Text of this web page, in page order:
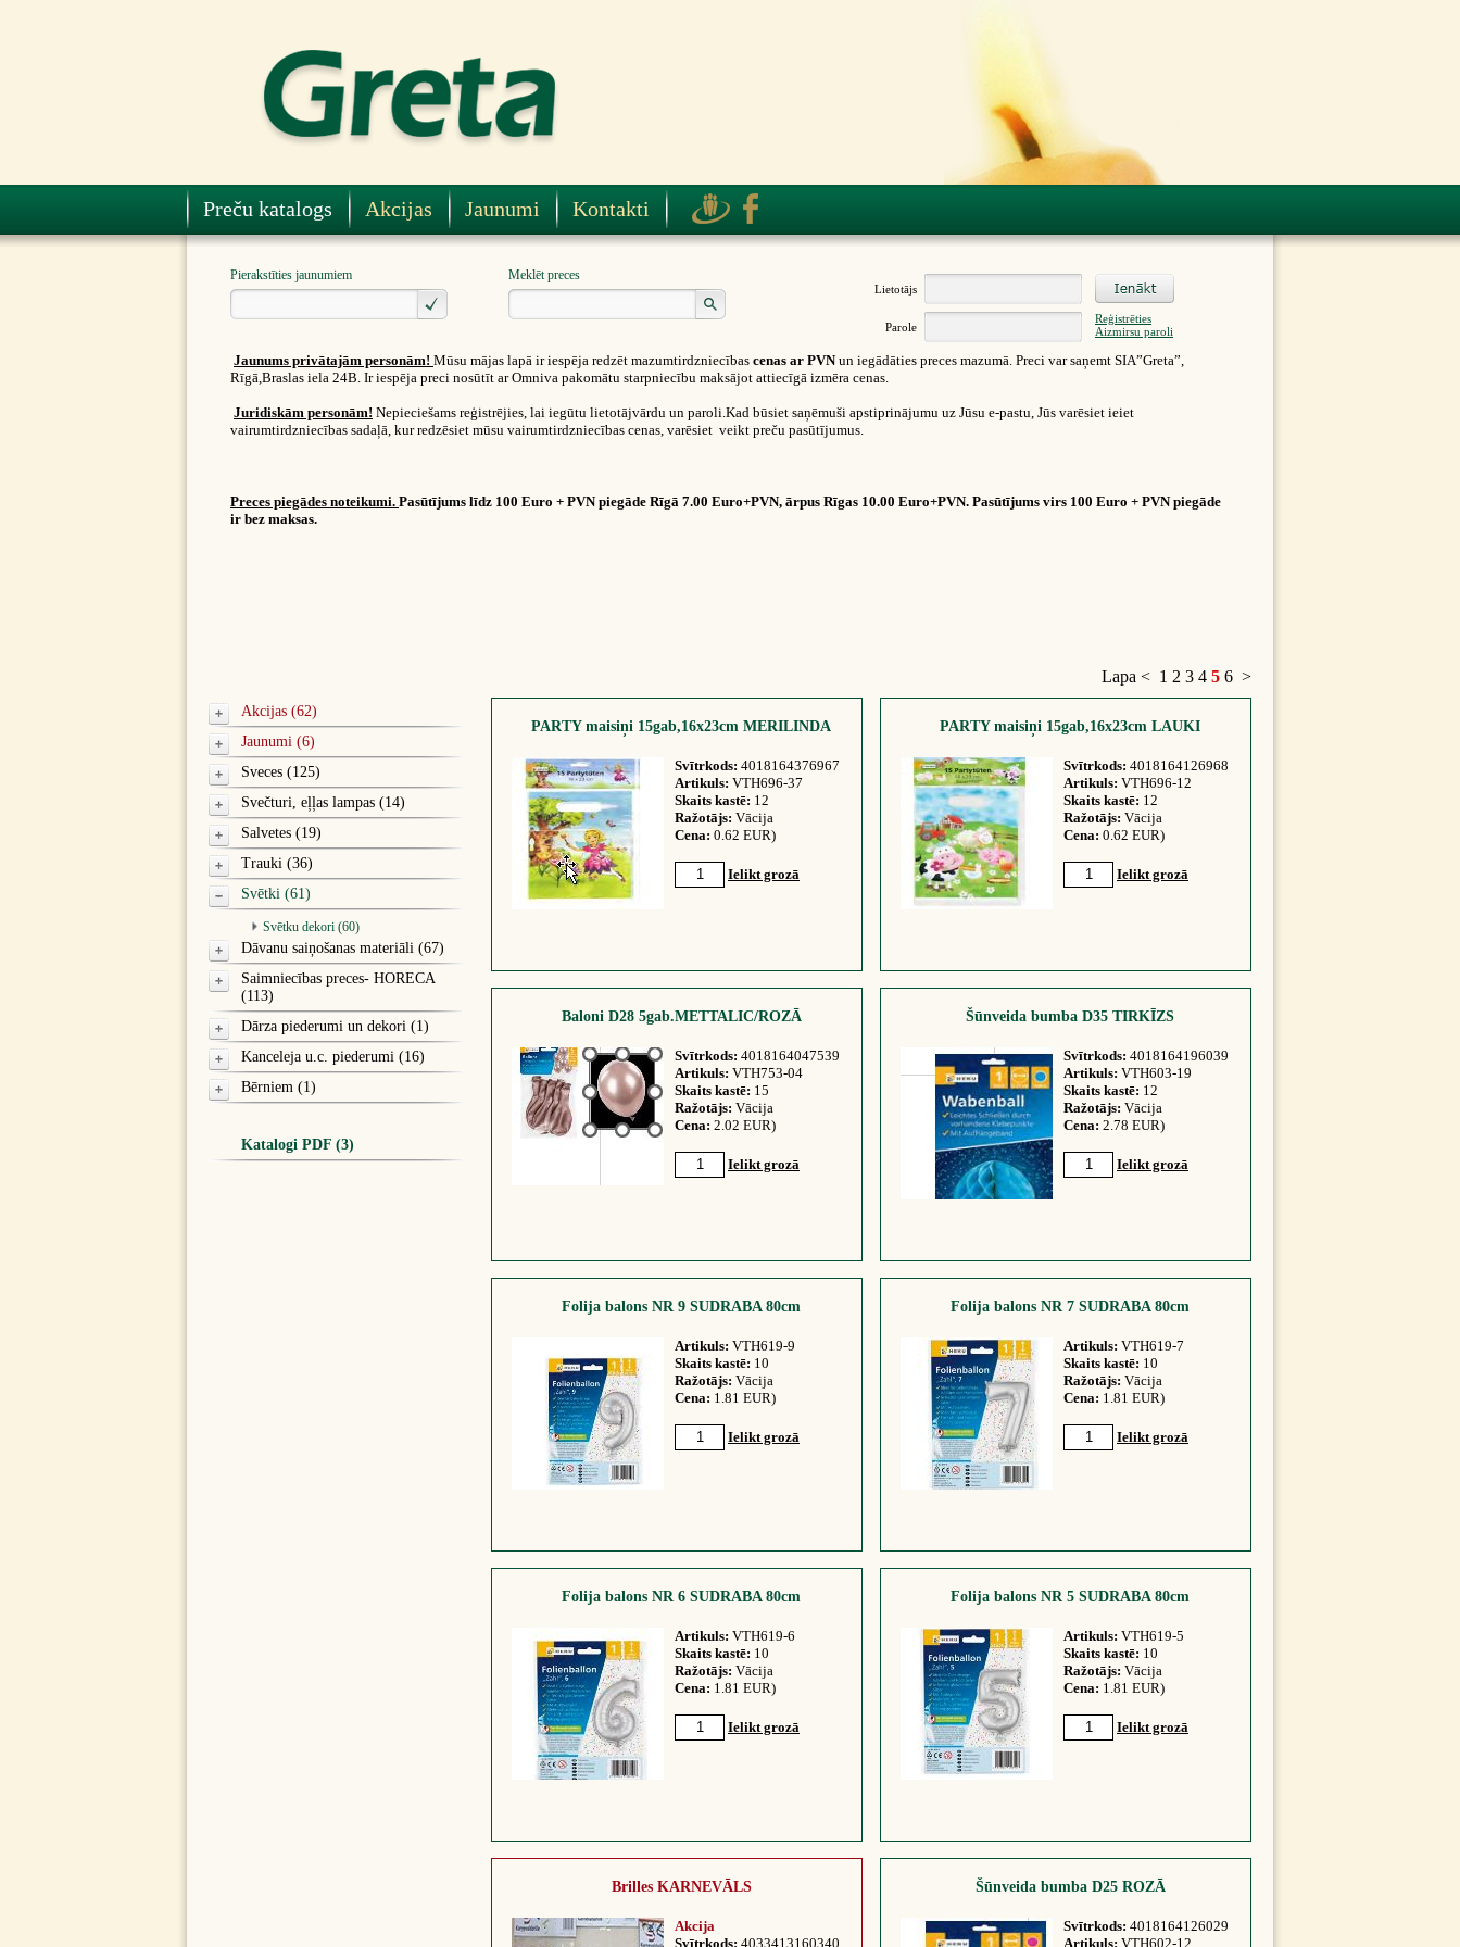
Preču katalogs Akcijas Jaunumi Kontakti
Pierakstīties jaunumiem Meklēt preces
Lietotājs
Parole
Reģistrēties
Aizmirsu paroli
Jaunums privātajām personām! Mūsu mājas lapā ir iespēja redzēt mazumtirdzniecības cenas ar PVNun iegādāties preces mazumā. Preci var saņemt SIA”Greta”,
Rīgā,Braslas iela 24B. Ir iespēja preci nosūtīt ar Omniva pakomātu starpniecību maksājot attiecīgā izmēra cenas.
Juridiskām personām! Nepieciešams reģistrējies, lai iegūtu lietotājvārdu un paroli.Kad būsiet saņēmuši apstiprinājumu uz Jūsu e-pastu, Jūs varēsiet ieiet
vairumtirdzniecības sadaļā, kur redzēsiet mūsu vairumtirdzniecības cenas, varēsiet veikt preču pasūtījumus.
Preces piegādes noteikumi. Pasūtījums līdz 100 Euro + PVN piegāde Rīgā 7.00 Euro+PVN, ārpus Rīgas 10.00 Euro+PVN. Pasūtījums virs 100 Euro + PVN piegāde
ir bez maksas.
Akcijas (62)
Jaunumi (6)
Sveces (125)
Svečturi, eļļas lampas (14)
Salvetes (19)
Trauki (36)
Svētki (61)
Svētku dekori (60)
Dāvanu saiņošanas materiāli (67)
Saimniecības preces- HORECA
(113)
Dārza piederumi un dekori (1)
Kanceleja u.c. piederumi (16)
Bērniem (1)
Katalogi PDF (3)
Lapa < 1 2 3 4 5 6 >
PARTY maisiņi 15gab,16x23cm MERILINDA
Svītrkods: 4018164376967
Artikuls: VTH696-37
Skaits kastē: 12
Ražotājs: Vācija
Cena: 0.62 EUR)
Ielikt grozā
PARTY maisiņi 15gab,16x23cm LAUKI
Svītrkods: 4018164126968
Artikuls: VTH696-12
Skaits kastē: 12
Ražotājs: Vācija
Cena: 0.62 EUR)
Ielikt grozā
Baloni D28 5gab.METTALIC/ROZĀ
Svītrkods: 4018164047539
Artikuls: VTH753-04
Skaits kastē: 15
Ražotājs: Vācija
Cena: 2.02 EUR)
Ielikt grozā
Šūnveida bumba D35 TIRKĪZS
Svītrkods: 4018164196039
Artikuls: VTH603-19
Skaits kastē: 12
Ražotājs: Vācija
Cena: 2.78 EUR)
Ielikt grozā
Folija balons NR 9 SUDRABA 80cm
Artikuls: VTH619-9
Skaits kastē: 10
Ražotājs: Vācija
Cena: 1.81 EUR)
Ielikt grozā
Folija balons NR 7 SUDRABA 80cm
Artikuls: VTH619-7
Skaits kastē: 10
Ražotājs: Vācija
Cena: 1.81 EUR)
Ielikt grozā
Folija balons NR 6 SUDRABA 80cm
Artikuls: VTH619-6
Skaits kastē: 10
Ražotājs: Vācija
Cena: 1.81 EUR)
Ielikt grozā
Folija balons NR 5 SUDRABA 80cm
Artikuls: VTH619-5
Skaits kastē: 10
Ražotājs: Vācija
Cena: 1.81 EUR)
Ielikt grozā
Brilles KARNEVĀLS
Akcija
Svītrkods: 4033413160340
Šūnveida bumba D25 ROZĀ
Svītrkods: 4018164126029
Artikuls: VTH602-12